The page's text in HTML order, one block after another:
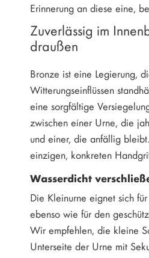
Erinnerung an diese eine,
Zuverlässig im
draußen
Bronze ist eine Legierung,
Witterungseinflüssen
eine sorgfältige
zwischen einer Urne, die
und einer, die anfällig
einzigen, konkreten
Wasserdicht
Die Kleinurne eignet sich
ebenso wie für den
Wir empfehlen, die kleine
Unterseite der Urne mit